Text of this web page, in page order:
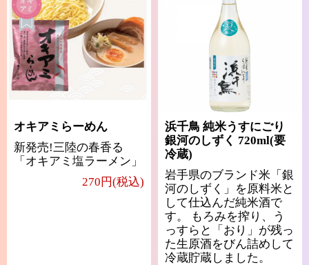
オキアミらーめん
新発売!三陸の春香る
「オキアミ塩ラーメン」
270円(税込)
浜千鳥 純米うすにごり
銀河のしずく 720ml(要
冷蔵)
岩手県のブランド米「銀
河のしずく」を原料米と
して仕込んだ純米酒で
す。 もろみを搾り、う
っすらと「おり」が残っ
た生原酒をびん詰めして
冷蔵貯蔵しました。